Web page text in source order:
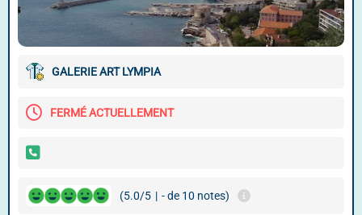
GALERIE ART LYMPIA
FERMÉ ACTUELLEMENT
(5.0/5 | - de 10 notes)